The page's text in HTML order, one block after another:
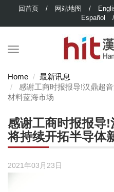
回首页 / 网站地图 /
Español
/
Home
最新讯息
感谢工商时报报导!汉鼎超
材料蓝海市场
感谢工商时报报导
将持续开拓半导体
2021年03月23日